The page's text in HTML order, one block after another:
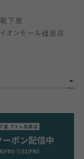
靴下屋
イオンモール橿原店